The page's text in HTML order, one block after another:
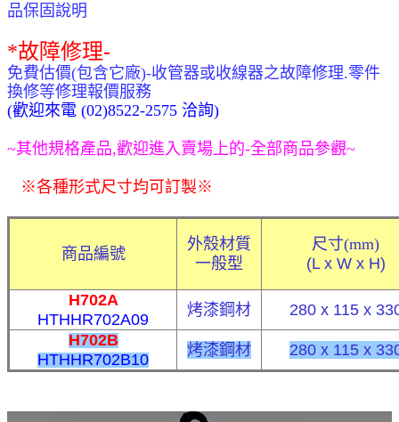
品保固說明
*故障修理-
免費估價(包含它廠)-收管器或收線器之故障修理.零件
換修等修理報價服務
(歡迎來電 (02)8522-2575 洽詢)
~其他規格產品,歡迎進入賣場上的-全部商品參觀~
※各種形式尺寸均可訂製※
商品編號
外殼材質
一般型
尺寸(mm)
(L x W x H)
H702A
HTHHR702A09
烤漆鋼材
280 x 115 x
H702B
HTHHR702B10
烤漆鋼材 280 x 115 x